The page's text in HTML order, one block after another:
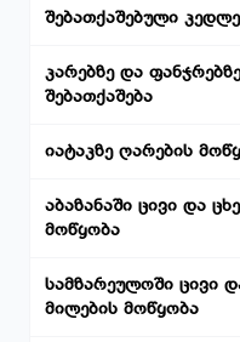
შებათქაშებული
კარებზე და
შებათქაშება
იატაკზე ღარების
აბაზანაში ცივი და
მოწყობა
სამზარეულოში ცივი
მილების მოწყობა